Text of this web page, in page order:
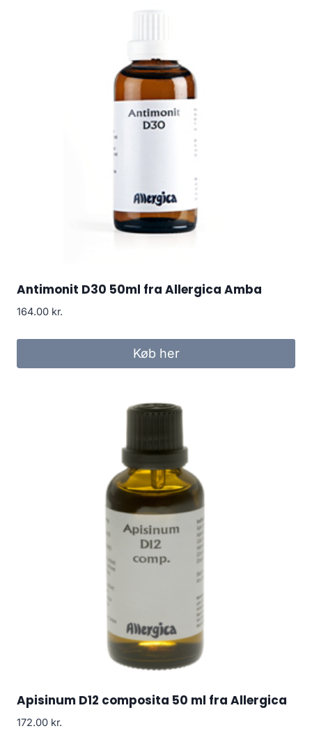
Antimonit D30 50ml fra Allergica Amba
164.00 kr.
Køb her
Apisinum D12 composita 50 ml fra Allergica
172.00 kr.